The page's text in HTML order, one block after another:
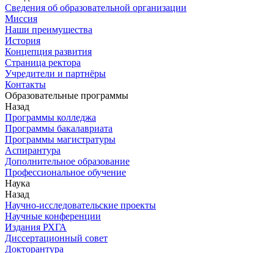
Сведения об образовательной организации
Миссия
Наши преимущества
История
Концепция развития
Страница ректора
Учредители и партнёры
Контакты
Образовательные программы
Назад
Программы колледжа
Программы бакалавриата
Программы магистратуры
Аспирантура
Дополнительное образование
Профессиональное обучение
Наука
Назад
Научно-исследовательские проекты
Научные конференции
Издания РХГА
Диссертационный совет
Докторантура